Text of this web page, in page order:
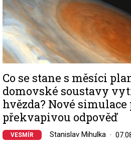
Co se stane s měsíci
domovské soustavy
hvězda? Nové
překvapivou odpověď
VESMÍR Stanislav Mihulka